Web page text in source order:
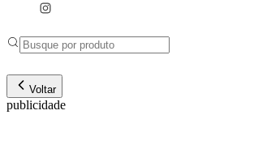
Voltar
publicidade